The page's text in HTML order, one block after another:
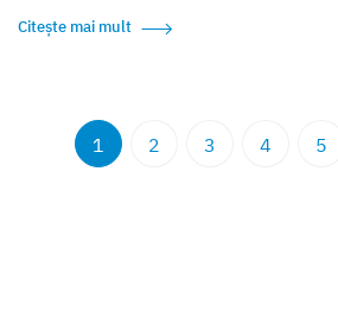
Citește mai mult
1 2 3 4 5